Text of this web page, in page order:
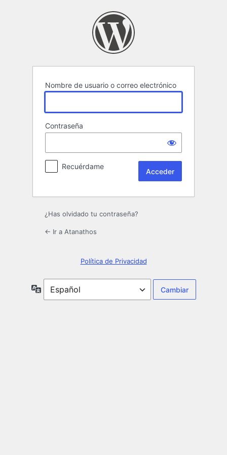
Nombre de usuario o correo electrónico
Contraseña
Recuérdame
¿Has olvidado tu contraseña?
← Ir a Atanathos
Política de Privacidad
Idioma